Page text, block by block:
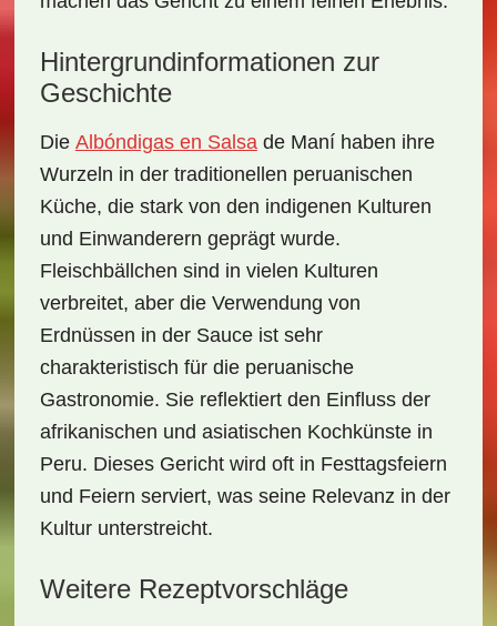
Hintergrundinformationen zur
Geschichte
Die Albóndigas en Salsade Maní haben ihre
Wurzeln in der traditionellen peruanischen
Küche, die stark von den indigenen Kulturen
und Einwanderern geprägt wurde.
Fleischbällchen sind in vielen Kulturen
verbreitet, aber die Verwendung von
Erdnüssen in der Sauce ist sehr
charakteristisch für die peruanische
Gastronomie. Sie reflektiert den Einfluss der
afrikanischen und asiatischen Kochkünste in
Peru. Dieses Gericht wird oft in Festtagsfeiern
und Feiern serviert, was seine Relevanz in der
Kultur unterstreicht.
Weitere Rezeptvorschläge